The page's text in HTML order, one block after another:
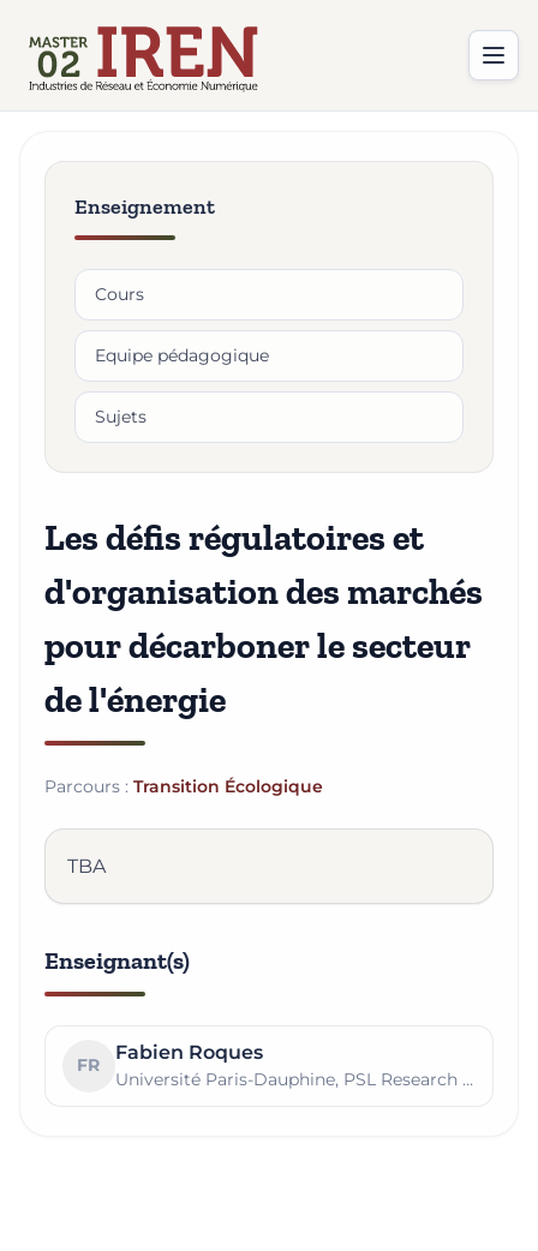
Enseignement
Cours
Equipe pédagogique
Sujets
Les défis régulatoires et
d'organisation des marchés
pour décarboner le secteur
de l'énergie
Parcours : Transition Écologique
TBA
Enseignant(s)
FR
Fabien Roques
Université Paris-Dauphine, PSL Research University